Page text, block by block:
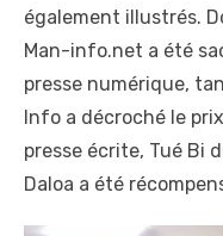
également illustrés.
Man-info.net a été
presse numérique,
Info a décroché le
presse écrite, Tué Bi
Daloa a été